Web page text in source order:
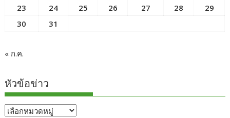
23
24 25 26 27 28
29
30
31
« ก.ค.
หัวข้อข่าว
หัวข้อ